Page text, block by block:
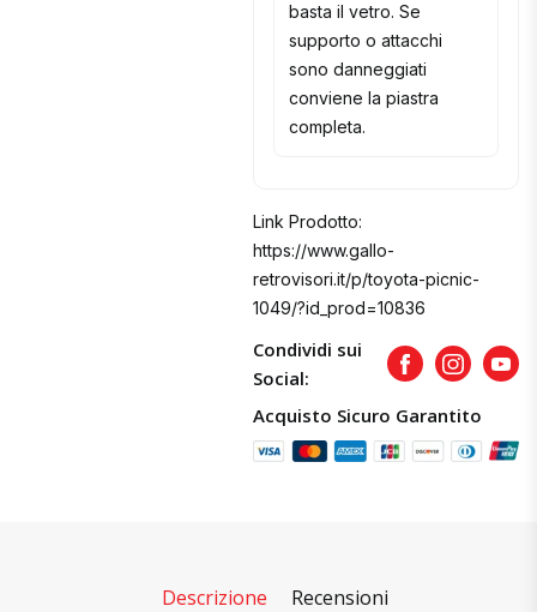
basta il vetro. Se
supporto o attacchi
sono danneggiati
conviene la piastra
completa.
Link Prodotto:
https://www.gallo-
retrovisori.it/p/toyota-picnic-
1049/?id_prod=10836
Condividi sui
Social:
FacebookInstagram
Acquisto Sicuro Garantito
Descrizione Recensioni